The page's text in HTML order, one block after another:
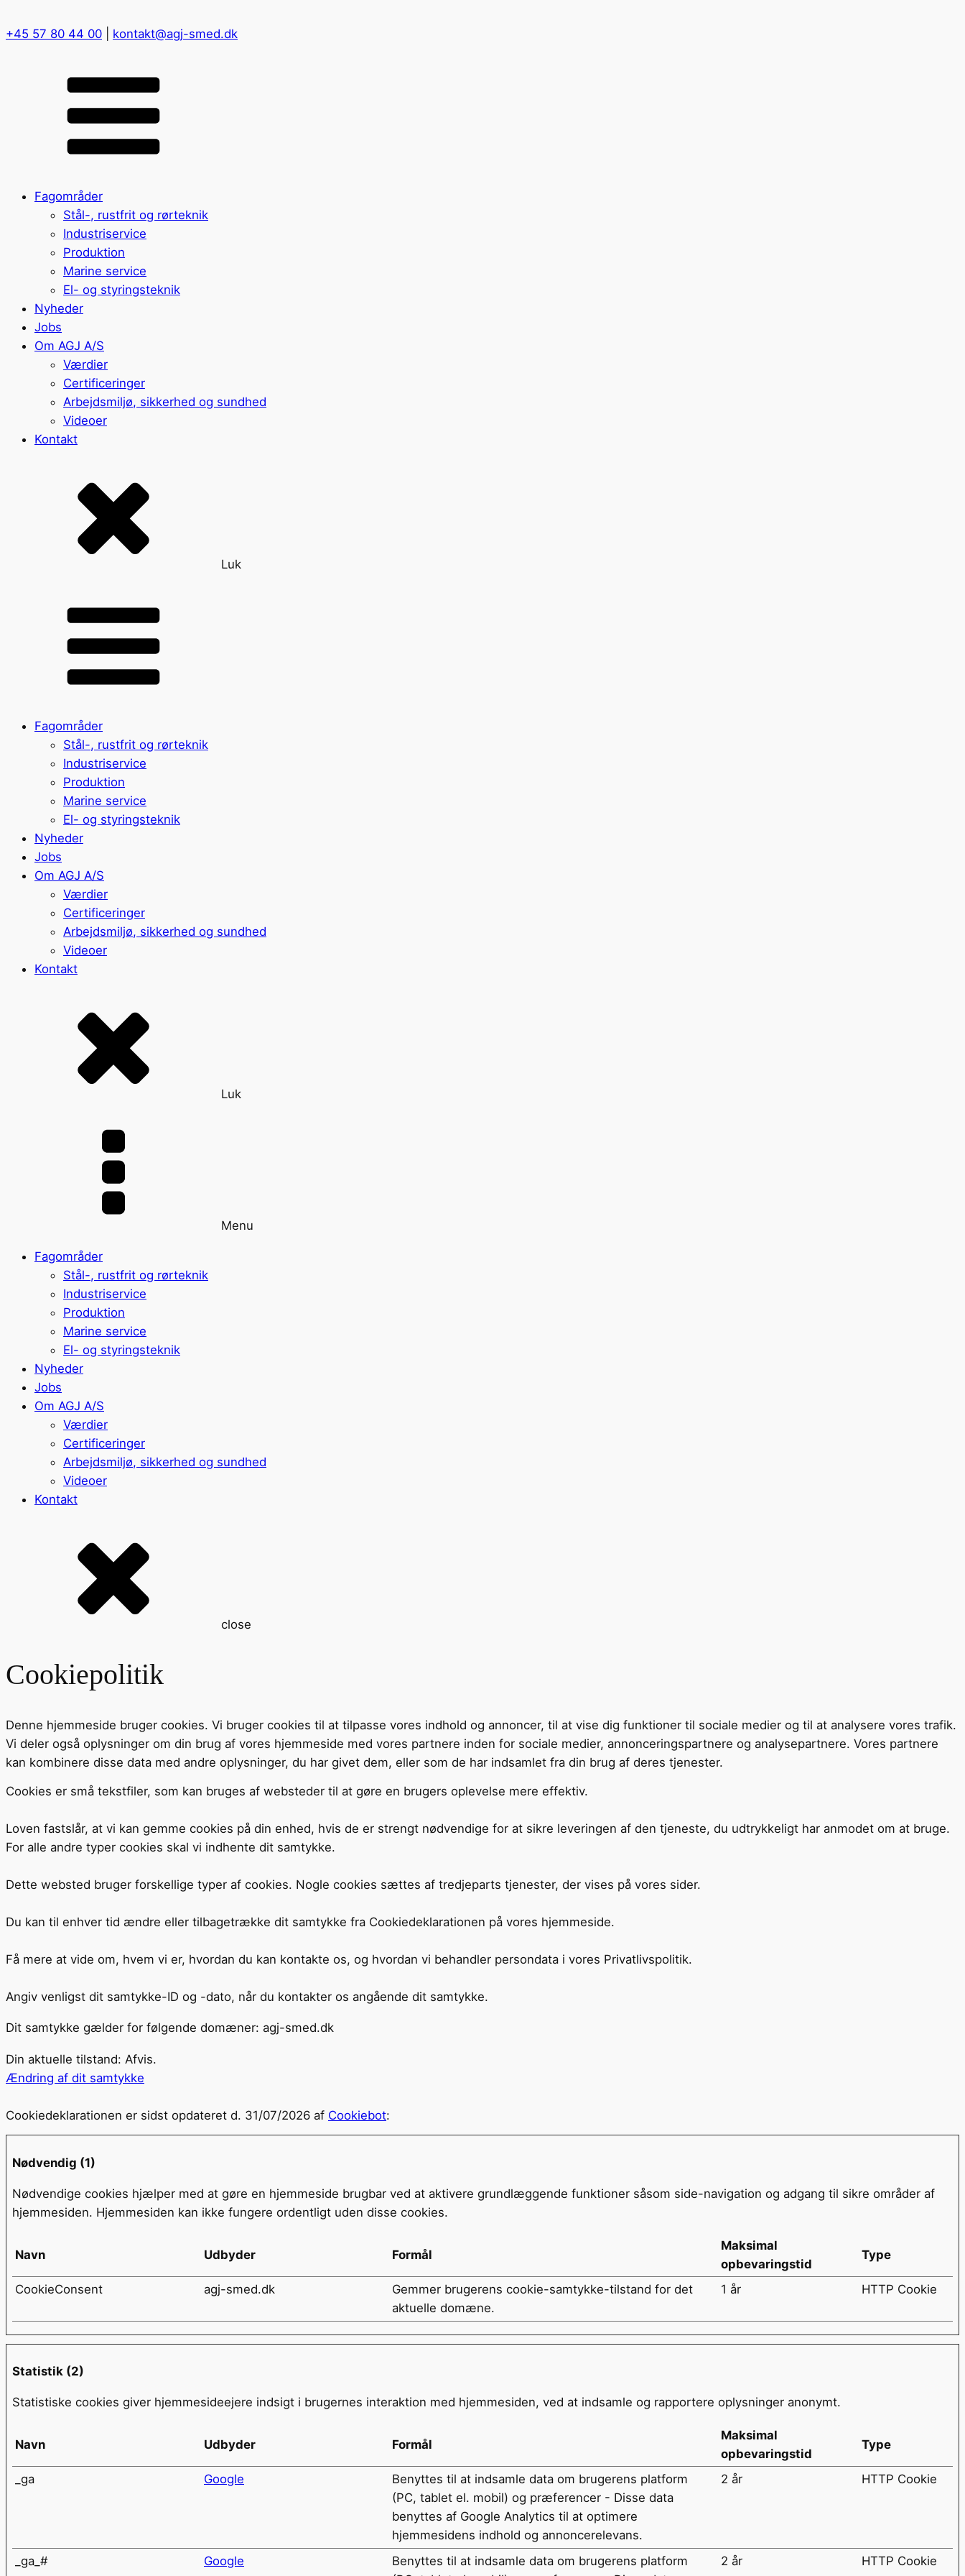
+45 57 80 44 00 kontakt@agj-smed.dk
Fagområder
Stål-, rustfrit og rørteknik
Industriservice
Produktion
Marine service
El- og styringsteknik
Nyheder
Jobs
Om AGJ A/S
Værdier
Certificeringer
Arbejdsmiljø, sikkerhed og sundhed
Videoer
Kontakt
Luk
Fagområder
Stål-, rustfrit og rørteknik
Industriservice
Produktion
Marine service
El- og styringsteknik
Nyheder
Jobs
Om AGJ A/S
Værdier
Certificeringer
Arbejdsmiljø, sikkerhed og sundhed
Videoer
Kontakt
Luk
Menu
Fagområder
Stål-, rustfrit og rørteknik
Industriservice
Produktion
Marine service
El- og styringsteknik
Nyheder
Jobs
Om AGJ A/S
Værdier
Certificeringer
Arbejdsmiljø, sikkerhed og sundhed
Videoer
Kontakt
close
Cookiepolitik
Denne hjemmeside bruger cookies. Vi bruger cookies til at tilpasse vores indhold og annoncer, til at vise dig funktioner til sociale medier og til at analysere vores trafik.
Vi deler også oplysninger om din brug af vores hjemmeside med vores partnere inden for sociale medier, annonceringspartnere og analysepartnere. Vores partnere
kan kombinere disse data med andre oplysninger, du har givet dem, eller som de har indsamlet fra din brug af deres tjenester.
Cookies er små tekstfiler, som kan bruges af websteder til at gøre en brugers oplevelse mere effektiv.
Loven fastslår, at vi kan gemme cookies på din enhed, hvis de er strengt nødvendige for at sikre leveringen af den tjeneste, du udtrykkeligt har anmodet om at bruge.
For alle andre typer cookies skal vi indhente dit samtykke.
Dette websted bruger forskellige typer af cookies. Nogle cookies sættes af tredjeparts tjenester, der vises på vores sider.
Du kan til enhver tid ændre eller tilbagetrække dit samtykke fra Cookiedeklarationen på vores hjemmeside.
Få mere at vide om, hvem vi er, hvordan du kan kontakte os, og hvordan vi behandler persondata i vores Privatlivspolitik.
Angiv venligst dit samtykke-ID og -dato, når du kontakter os angående dit samtykke.
Dit samtykke gælder for følgende domæner: agj-smed.dk
Din aktuelle tilstand: Afvis.
Ændring af dit samtykke
Cookiedeklarationen er sidst opdateret d. 31/07/2026 af Cookiebot:
Nødvendig (1)
Nødvendige cookies hjælper med at gøre en hjemmeside brugbar ved at aktivere grundlæggende funktioner såsom side-navigation og adgang til sikre områder af
hjemmesiden. Hjemmesiden kan ikke fungere ordentligt uden disse cookies.
Navn Udbyder Formål
Maksimal
opbevaringstid
Type
CookieConsent agj-smed.dk
Gemmer brugerens cookie-samtykke-tilstand for det
aktuelle domæne.
1 år HTTP Cookie
Statistik (2)
Statistiske cookies giver hjemmesideejere indsigt i brugernes interaktion med hjemmesiden, ved at indsamle og rapportere oplysninger anonymt.
Navn Udbyder Formål
Maksimal
opbevaringstid
Type
_ga Google
Benyttes til at indsamle data om brugerens platform
(PC, tablet el. mobil) og præferencer - Disse data
benyttes af Google Analytics til at optimere
hjemmesidens indhold og annoncerelevans.
2 år HTTP Cookie
_ga_# Google
Benyttes til at indsamle data om brugerens platform
2 år HTTP Cookie